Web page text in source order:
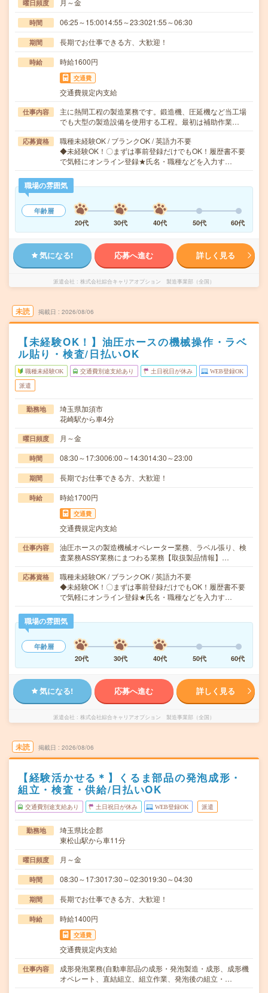
曜日頻度 月～金
時間 06:25～15:0014:55～23:3021:55～06:30
期間 長期でお仕事できる方、大歓迎！
時給 時給1600円
交通費
交通費規定内支給
仕事内容
主に熱間工程の製造業務です。鍛造機、圧延機など当工場
でも大型の製造設備を使用する工程。最初は補助作業…
応募資格
職種未経験OK / ブランクOK / 英語力不要
◆未経験OK！〇まずは事前登録だけでもOK！履歴書不要
で気軽にオンライン登録★氏名・職種などを入力す…
職場の雰囲気
年齢層
20代
30代 40代 50代 60代
気になる! 応募へ進む 詳しく見る
派遣会社 株式会社綜合キャリアオプション 製造事業部（全国）
未読 掲載日 2026/08/06
【未経験OK！】油圧ホースの機械操作・ラベ
ル貼り・検査/日払いOK
職種未経験OK 交通費別途支給あり 土日祝日が休み WEB登録OK
派遣
勤務地
埼玉県加須市
花崎駅から車4分
曜日頻度 月～金
時間 08:30～17:3006:00～14:3014:30～23:00
期間 長期でお仕事できる方、大歓迎！
時給 時給1700円
交通費
交通費規定内支給
仕事内容
油圧ホースの製造機械オペレーター業務、ラベル張り、検
査業務ASSY業務にまつわる業務【取扱製品情報】…
応募資格
職種未経験OK / ブランクOK / 英語力不要
◆未経験OK！〇まずは事前登録だけでもOK！履歴書不要
で気軽にオンライン登録★氏名・職種などを入力す…
職場の雰囲気
年齢層
20代
30代 40代 50代 60代
気になる! 応募へ進む 詳しく見る
派遣会社 株式会社綜合キャリアオプション 製造事業部（全国）
未読 掲載日 2026/08/06
【経験活かせる＊】くるま部品の発泡成形・
組立・検査・供給/日払いOK
交通費別途支給あり 土日祝日が休み WEB登録OK 派遣
勤務地
埼玉県比企郡
東松山駅から車11分
曜日頻度 月～金
時間 08:30～17:3017:30～02:3019:30～04:30
期間 長期でお仕事できる方、大歓迎！
時給 時給1400円
交通費
交通費規定内支給
仕事内容
成形発泡業務(自動車部品の成形・発泡製造・成形、成形機
オペレート、直結組立、組立作業、発泡後の組立・…